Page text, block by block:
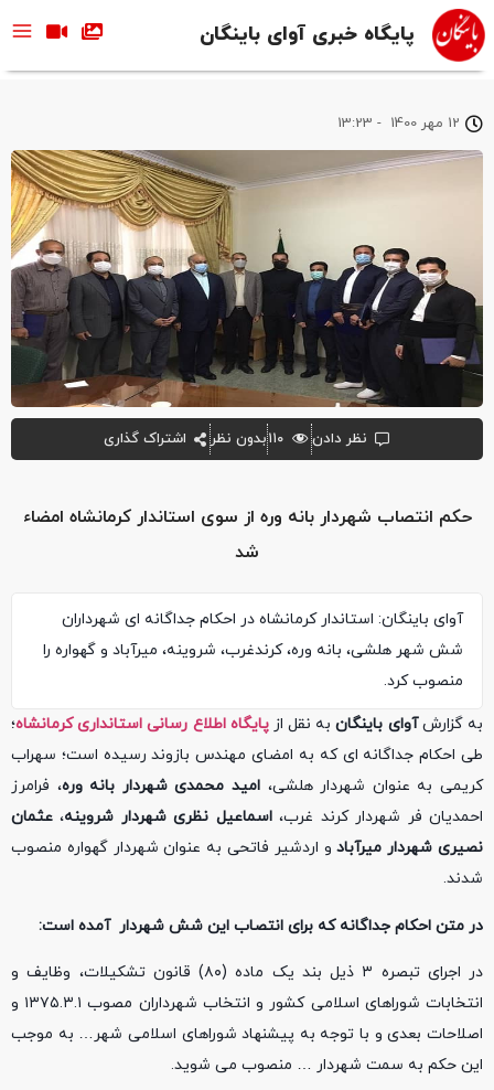
پایگاه خبری آوای باینگان
حکم انتصاب شهردار بانه وره از سوی استاندار کرمانشاه امضاء
شد
آوای باینگان: استاندار کرمانشاه در احکام جداگانه ای شهرداران
شش شهر هلشی، بانه وره، کرندغرب، شروینه، میرآباد و گهواره را
منصوب کرد.
12 مهر 1400 -
13:23
نظر دادن ۱۱۰بدون نظر اشتراک گذاری
به گزارشآوای باینگانبه نقل ازپایگاه اطلاع رسانی استانداری کرمانشاه؛
طی احکام جداگانه ای که به امضای مهندس بازوند رسیده است؛ سهراب
کریمی به عنوان شهردار هلشی، امید محمدی شهردار بانه وره، فرامرز
احمدیان فر شهردار کرند غرب،اسماعیل نظری شهردار شروینه، عثمان
نصیری شهردار میرآبادو اردشیر فاتحی به عنوان شهردار گهواره منصوب
شدند.
در متن احکام جداگانه که برای انتصاب این شش شهردار آمده است:
در اجرای تبصره ٣ ذیل بند یک ماده (٨٠) قانون تشکیلات، وظایف و
انتخابات شوراهای اسلامی کشور و انتخاب شهرداران مصوب ١٣٧۵.٣.١ و
اصلاحات بعدی و با توجه به پیشنهاد شوراهای اسلامی شهر… به موجب
این حکم به سمت شهردار … منصوب می شوید.